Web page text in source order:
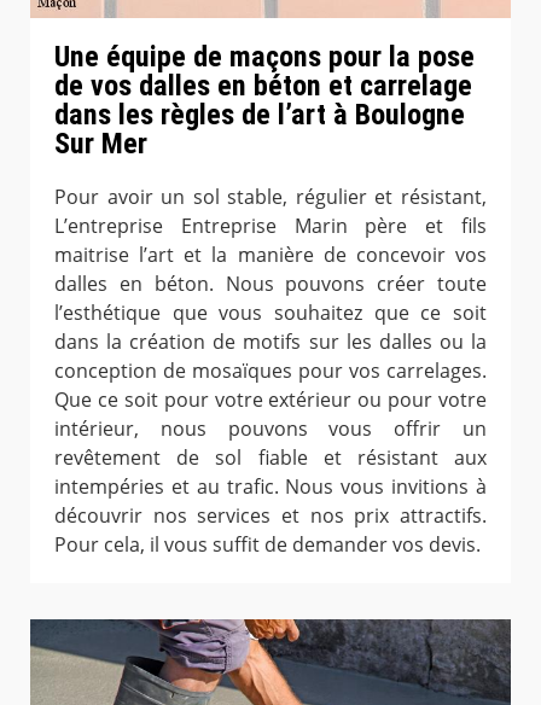
Une équipe de maçons pour la pose
de vos dalles en béton et carrelage
dans les règles de l’art à Boulogne
Sur Mer
Pour avoir un sol stable, régulier et résistant,
L’entreprise Entreprise Marin père et fils
maitrise l’art et la manière de concevoir vos
dalles en béton. Nous pouvons créer toute
l’esthétique que vous souhaitez que ce soit
dans la création de motifs sur les dalles ou la
conception de mosaïques pour vos carrelages.
Que ce soit pour votre extérieur ou pour votre
intérieur, nous pouvons vous offrir un
revêtement de sol fiable et résistant aux
intempéries et au trafic. Nous vous invitions à
découvrir nos services et nos prix attractifs.
Pour cela, il vous suffit de demander vos devis.